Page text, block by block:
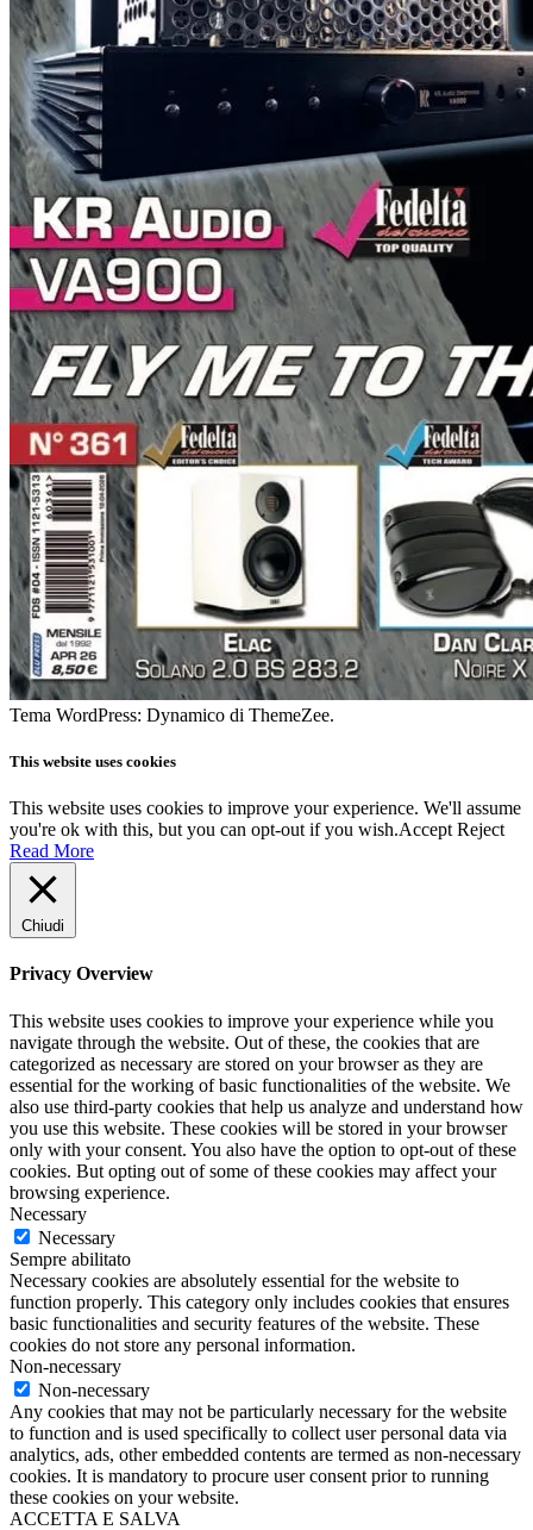
Tema WordPress: Dynamico di ThemeZee.
This website uses cookies
This website uses cookies to improve your experience. We'll assume
you're ok with this, but you can opt-out if you wish.Accept Reject
Read More
Chiudi
Privacy Overview
This website uses cookies to improve your experience while you
navigate through the website. Out of these, the cookies that are
categorized as necessary are stored on your browser as they are
essential for the working of basic functionalities of the website. We
also use third-party cookies that help us analyze and understand how
you use this website. These cookies will be stored in your browser
only with your consent. You also have the option to opt-out of these
cookies. But opting out of some of these cookies may affect your
browsing experience.
Necessary
Necessary
Sempre abilitato
Necessary cookies are absolutely essential for the website to
function properly. This category only includes cookies that ensures
basic functionalities and security features of the website. These
cookies do not store any personal information.
Non-necessary
Non-necessary
Any cookies that may not be particularly necessary for the website
to function and is used specifically to collect user personal data via
analytics, ads, other embedded contents are termed as non-necessary
cookies. It is mandatory to procure user consent prior to running
these cookies on your website.
ACCETTA E SALVA